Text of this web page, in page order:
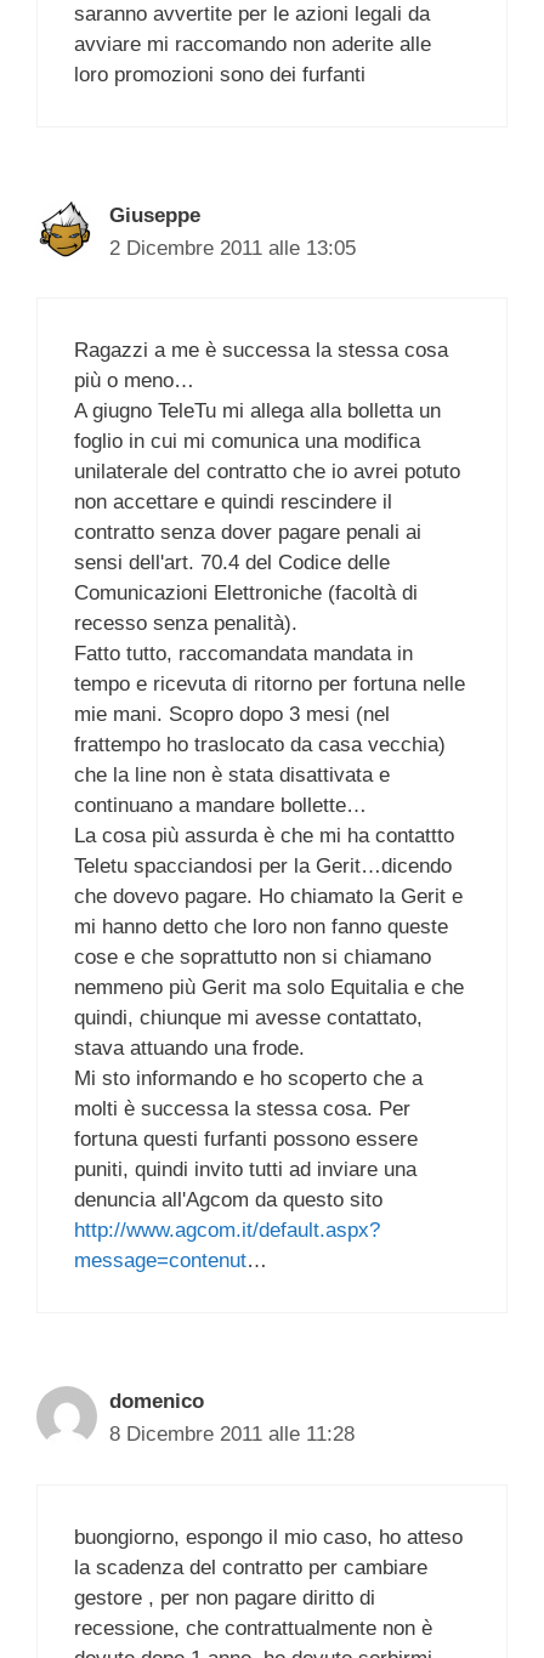
saranno avvertite per le azioni legali da
avviare mi raccomando non aderite alle
loro promozioni sono dei furfanti
Giuseppe
2 Dicembre 2011 alle 13:05
Ragazzi a me è successa la stessa cosa
più o meno…
A giugno TeleTu mi allega alla bolletta un
foglio in cui mi comunica una modifica
unilaterale del contratto che io avrei potuto
non accettare e quindi rescindere il
contratto senza dover pagare penali ai
sensi dell'art. 70.4 del Codice delle
Comunicazioni Elettroniche (facoltà di
recesso senza penalità).
Fatto tutto, raccomandata mandata in
tempo e ricevuta di ritorno per fortuna nelle
mie mani. Scopro dopo 3 mesi (nel
frattempo ho traslocato da casa vecchia)
che la line non è stata disattivata e
continuano a mandare bollette…
La cosa più assurda è che mi ha contattto
Teletu spacciandosi per la Gerit…dicendo
che dovevo pagare. Ho chiamato la Gerit e
mi hanno detto che loro non fanno queste
cose e che soprattutto non si chiamano
nemmeno più Gerit ma solo Equitalia e che
quindi, chiunque mi avesse contattato,
stava attuando una frode.
Mi sto informando e ho scoperto che a
molti è successa la stessa cosa. Per
fortuna questi furfanti possono essere
puniti, quindi invito tutti ad inviare una
denuncia all'Agcom da questo sito
http://www.agcom.it/default.aspx?
message=contenut…
domenico
8 Dicembre 2011 alle 11:28
buongiorno, espongo il mio caso, ho atteso
la scadenza del contratto per cambiare
gestore , per non pagare diritto di
recessione, che contrattualmente non è